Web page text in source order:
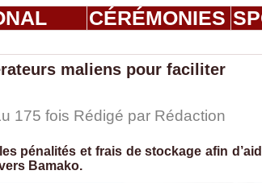
CÉRÉMONIES
maliens pour faciliter
175 fois Rédigé par Rédaction
pénalités et frais de stockage afin
Bamako.